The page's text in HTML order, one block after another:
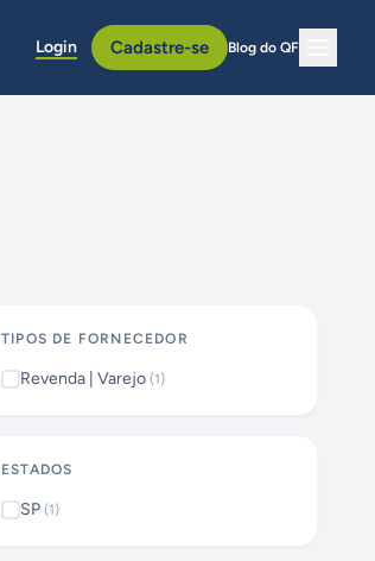
Login Cadastre-se Blog do QF
TIPOS DE FORNECEDOR
Revenda | Varejo (1)
ESTADOS
SP (1)